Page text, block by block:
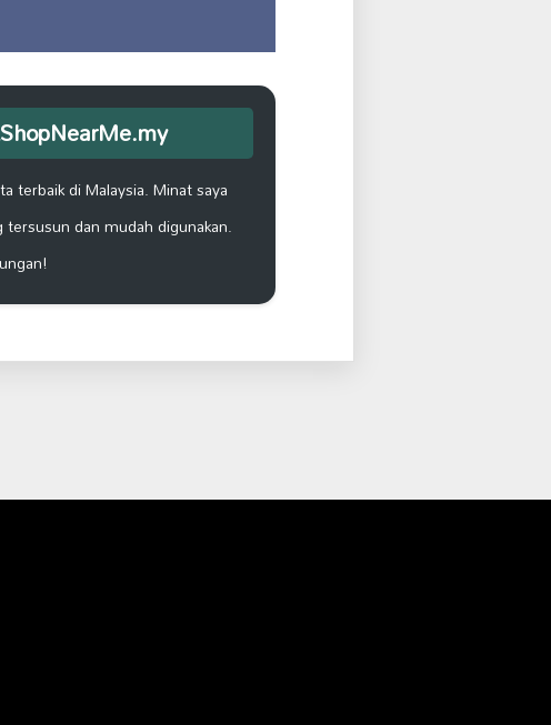
terbaik di Malaysia. Minat saya
dan mudah digunakan.